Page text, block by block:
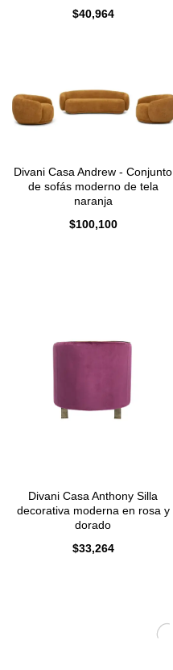
$40,964
Divani Casa Andrew - Conjunto
de sofás moderno de tela
naranja
$100,100
Divani Casa Anthony Silla
decorativa moderna en rosa y
dorado
$33,264